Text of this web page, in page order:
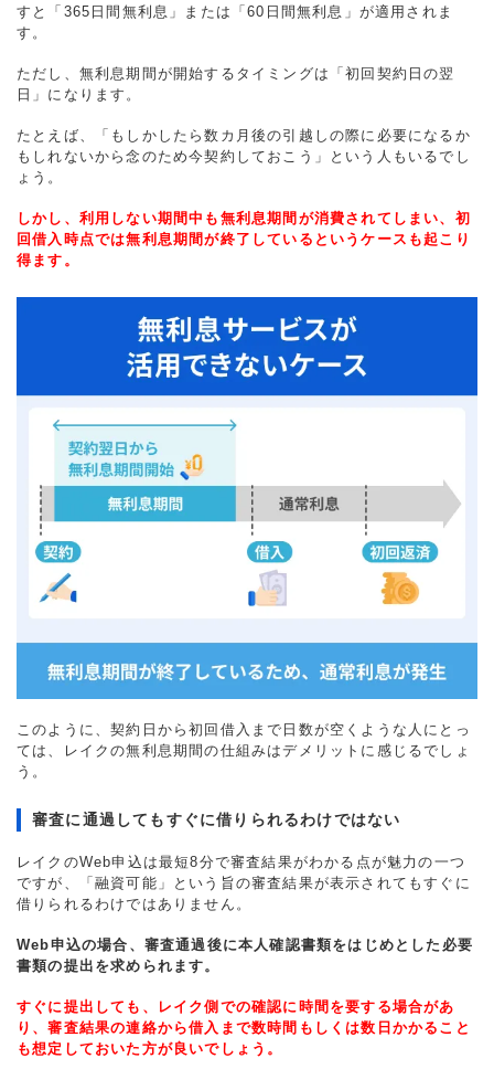
すと「365日間無利息」または「60日間無利息」が適用されま
す。
ただし、無利息期間が開始するタイミングは「初回契約日の翌
日」になります。
たとえば、「もしかしたら数カ月後の引越しの際に必要になるか
もしれないから念のため今契約しておこう」という人もいるでし
ょう。
しかし、利用しない期間中も無利息期間が消費されてしまい、初
回借入時点では無利息期間が終了しているというケースも起こり
得ます。
このように、契約日から初回借入まで日数が空くような人にとっ
ては、レイクの無利息期間の仕組みはデメリットに感じるでしょ
う。
審査に通過してもすぐに借りられるわけではない
レイクのWeb申込は最短8分で審査結果がわかる点が魅力の一つ
ですが、「融資可能」という旨の審査結果が表示されてもすぐに
借りられるわけではありません。
Web申込の場合、審査通過後に本人確認書類をはじめとした必要
書類の提出を求められます。
すぐに提出しても、レイク側での確認に時間を要する場合があ
り、審査結果の連絡から借入まで数時間もしくは数日かかること
も想定しておいた方が良いでしょう。